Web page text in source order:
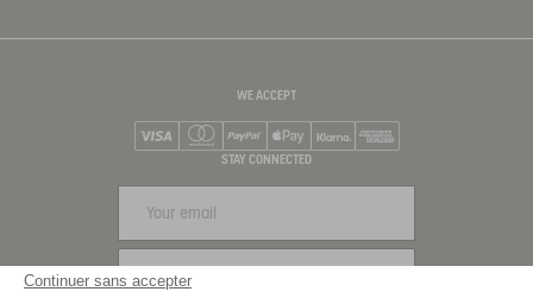
WE ACCEPT
Mastercard
PayPalApple Pay
STAY CONNECTED
Continuer sans accepter